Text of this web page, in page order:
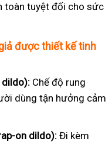
toàn tuyệt đối cho sức
được thiết kế tinh
dildo): Chế độ rung
dùng tận hưởng cảm
on dildo):Đi kèm